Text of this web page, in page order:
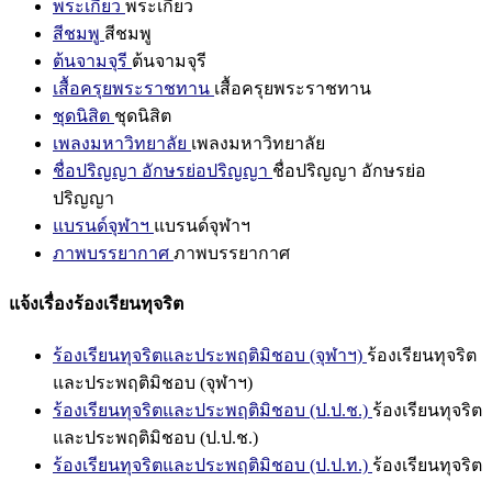
พระเกี้ยว พระเกี้ยว
สีชมพู สีชมพู
ต้นจามจุรี ต้นจามจุรี
เสื้อครุยพระราชทาน เสื้อครุยพระราชทาน
ชุดนิสิต ชุดนิสิต
เพลงมหาวิทยาลัย เพลงมหาวิทยาลัย
ชื่อปริญญา อักษรย่อปริญญา ชื่อปริญญา อักษรย่อ
ปริญญา
แบรนด์จุฬาฯ แบรนด์จุฬาฯ
ภาพบรรยากาศ ภาพบรรยากาศ
แจ้งเรื่องร้องเรียนทุจริต
ร้องเรียนทุจริตและประพฤติมิชอบ (จุฬาฯ) ร้องเรียนทุจริต
และประพฤติมิชอบ (จุฬาฯ)
ร้องเรียนทุจริตและประพฤติมิชอบ (ป.ป.ช.) ร้องเรียนทุจริต
และประพฤติมิชอบ (ป.ป.ช.)
ร้องเรียนทุจริตและประพฤติมิชอบ (ป.ป.ท.) ร้องเรียนทุจริต